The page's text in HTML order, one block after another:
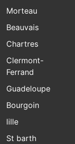
Morteau
Beauvais
Chartres
Clermont-
Ferrand
Guadeloupe
Bourgoin
lille
St barth